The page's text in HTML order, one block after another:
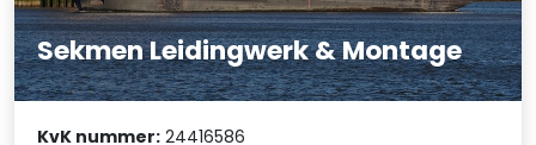
Sekmen Leidingwerk & Montage
KvK nummer: 24416586